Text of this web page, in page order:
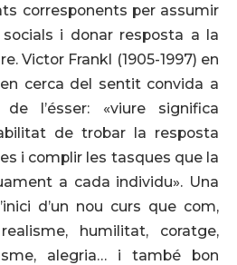
corresponents per assumir
i donar resposta a la
Victor Frankl (1905-1997) en
cerca del sentit convida a
l’ésser: «viure significa
de trobar la resposta
i complir les tasques que la
a cada individu». Una
d’un nou curs que com,
humilitat, coratge,
alegria… i també bon